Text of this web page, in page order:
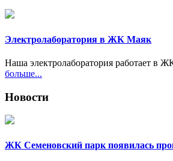
Электролаборатория в ЖК Маяк
Наша электролаборатория работает в
больше...
Новости
ЖК Семеновский парк появилась